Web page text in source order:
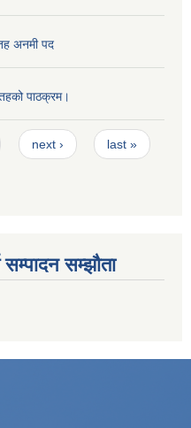
अनमी पद
पाठक्रम।
next › last »
सम्पादन सम्झौता